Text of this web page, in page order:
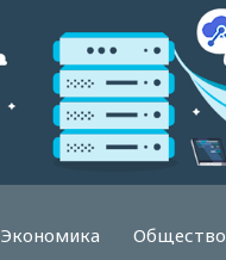
Экономика Общество